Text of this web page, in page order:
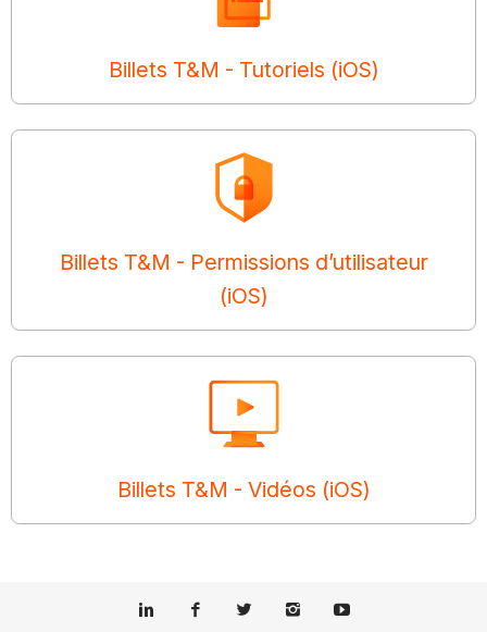
Billets T&M - Tutoriels (iOS)
Billets T&M - Permissions d’utilisateur
(iOS)
Billets T&M - Vidéos (iOS)